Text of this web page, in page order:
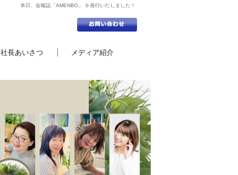
本日、会報誌「AMENBO」 を発行いたしました！
社長あいさつ メディア紹介